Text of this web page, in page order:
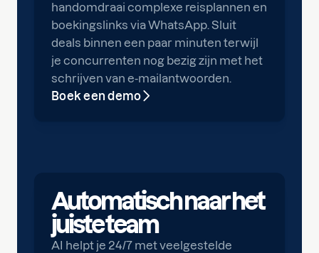
handomdraai complexe reisplannen en
boekingslinks via WhatsApp. Sluit
deals binnen een paar minuten terwijl
je concurrenten nog bezig zijn met het
schrijven van e-mailantwoorden.
Boek een demo
Automatisch naar het
juiste team
AI helpt je 24/7 met veelgestelde